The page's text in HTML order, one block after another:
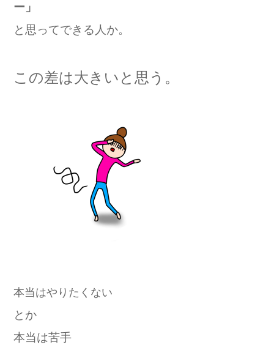
ー」
と思ってできる人か。
この差は大きいと思う。
本当はやりたくない
とか
本当は苦手